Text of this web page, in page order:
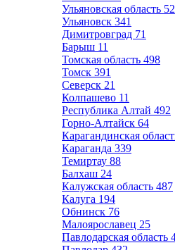
Ульяновская область
Ульяновск 341
Димитровград 71
Барыш 11
Томская область 498
Томск 391
Северск 21
Колпашево 11
Республика Алтай 492
Горно-Алтайск 64
Карагандинская
Караганда 339
Темиртау 88
Балхаш 24
Калужская область 487
Калуга 194
Обнинск 76
Малоярославец 25
Павлодарская область